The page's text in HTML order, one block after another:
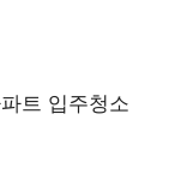
트 입주청소